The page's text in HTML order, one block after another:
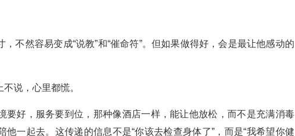
不然容易变成“说教”和“催命符”。但如果做得好，会是最让他感动的
说，心里都慌。
要好，服务要到位，那种像酒店一样，能让他放松，而不是充满消毒
一起去。这传递的信息不是“你该去检查身体了”，而是“我希望你健